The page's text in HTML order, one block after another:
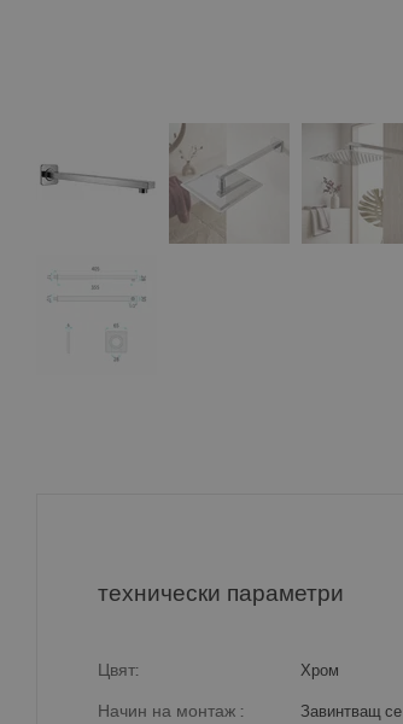
технически параметри
Цвят: Хром
Начин на монтаж :
Завинтващ се